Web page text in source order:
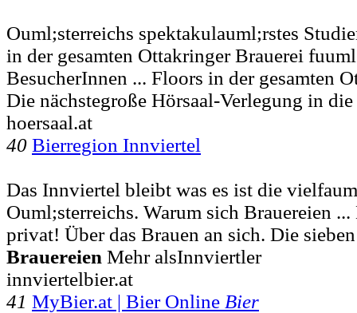
Ouml;sterreichs spektakulauml;rstes
in der gesamten Ottakringer Brauerei
BesucherInnen ... Floors in der gesamten
Die nächstegroße Hörsaal-Verlegung in
hoersaal.at
40 Bierregion Innviertel
Das Innviertel bleibt was es ist die
Ouml;sterreichs. Warum sich Brauereien ...
privat! Über das Brauen an sich. Die
Brauereien Mehr alsInnviertler
innviertelbier.at
41 MyBier.at | Bier Online Bier